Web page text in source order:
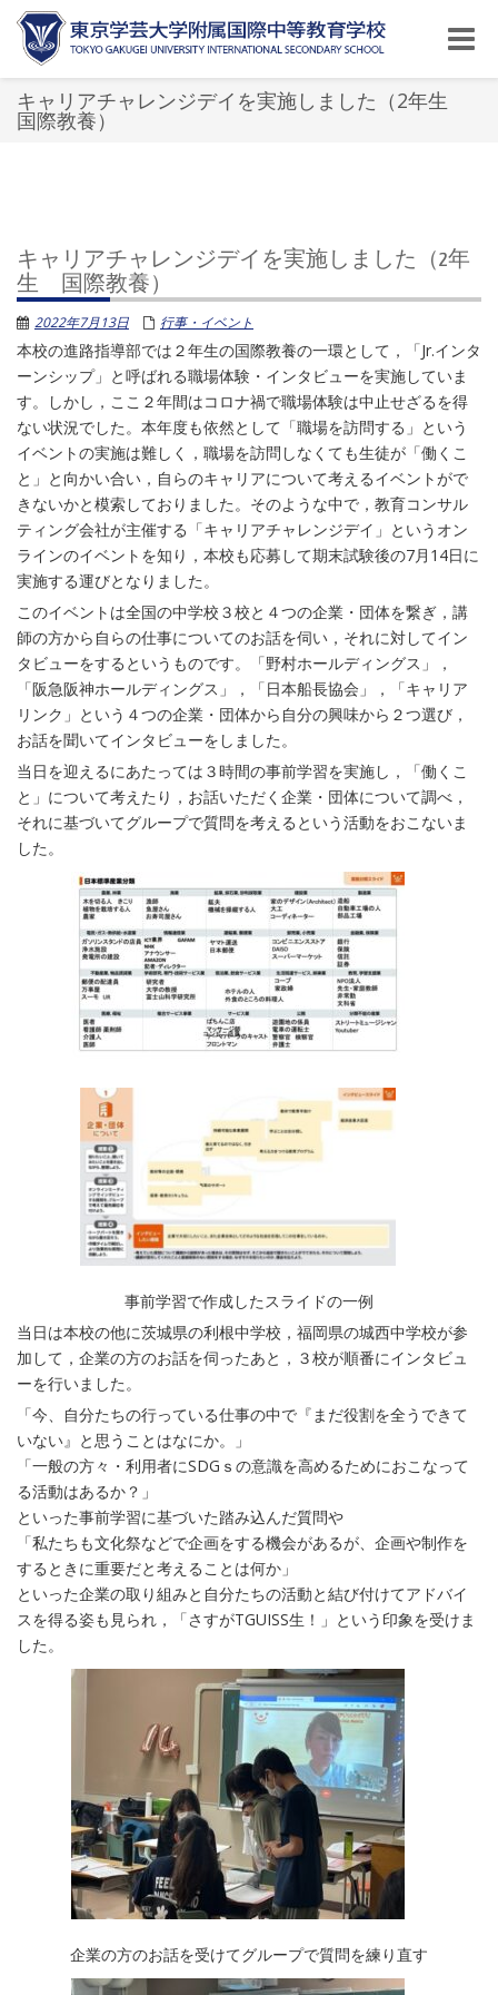
Toggle
キャリアチャレンジデイを実施しました（2年生
国際教養）
キャリアチャレンジデイを実施しました（2年
生 国際教養）
2022年7月13日 行事・イベント
本校の進路指導部では２年生の国際教養の一環として，「Jr.インタ
ーンシップ」と呼ばれる職場体験・インタビューを実施していま
す。しかし，ここ２年間はコロナ禍で職場体験は中止せざるを得
ない状況でした。本年度も依然として「職場を訪問する」という
イベントの実施は難しく，職場を訪問しなくても生徒が「働くこ
と」と向かい合い，自らのキャリアについて考えるイベントがで
きないかと模索しておりました。そのような中で，教育コンサル
ティング会社が主催する「キャリアチャレンジデイ」というオン
ラインのイベントを知り，本校も応募して期末試験後の7月14日に
実施する運びとなりました。
このイベントは全国の中学校３校と４つの企業・団体を繋ぎ，講
師の方から自らの仕事についてのお話を伺い，それに対してイン
タビューをするというものです。「野村ホールディングス」，
「阪急阪神ホールディングス」，「日本船長協会」，「キャリア
リンク」という４つの企業・団体から自分の興味から２つ選び，
お話を聞いてインタビューをしました。
当日を迎えるにあたっては３時間の事前学習を実施し，「働くこ
と」について考えたり，お話いただく企業・団体について調べ，
それに基づいてグループで質問を考えるという活動をおこないま
した。
事前学習で作成したスライドの一例
当日は本校の他に茨城県の利根中学校，福岡県の城西中学校が参
加して，企業の方のお話を伺ったあと，３校が順番にインタビュ
ーを行いました。
「今、自分たちの行っている仕事の中で『まだ役割を全うできて
いない』と思うことはなにか。」
「一般の方々・利用者にSDGｓの意識を高めるためにおこなって
る活動はあるか？」
といった事前学習に基づいた踏み込んだ質問や
「私たちも文化祭などで企画をする機会があるが、企画や制作を
するときに重要だと考えることは何か」
といった企業の取り組みと自分たちの活動と結び付けてアドバイ
スを得る姿も見られ，「さすがTGUISS生！」という印象を受けま
した。
企業の方のお話を受けてグループで質問を練り直す